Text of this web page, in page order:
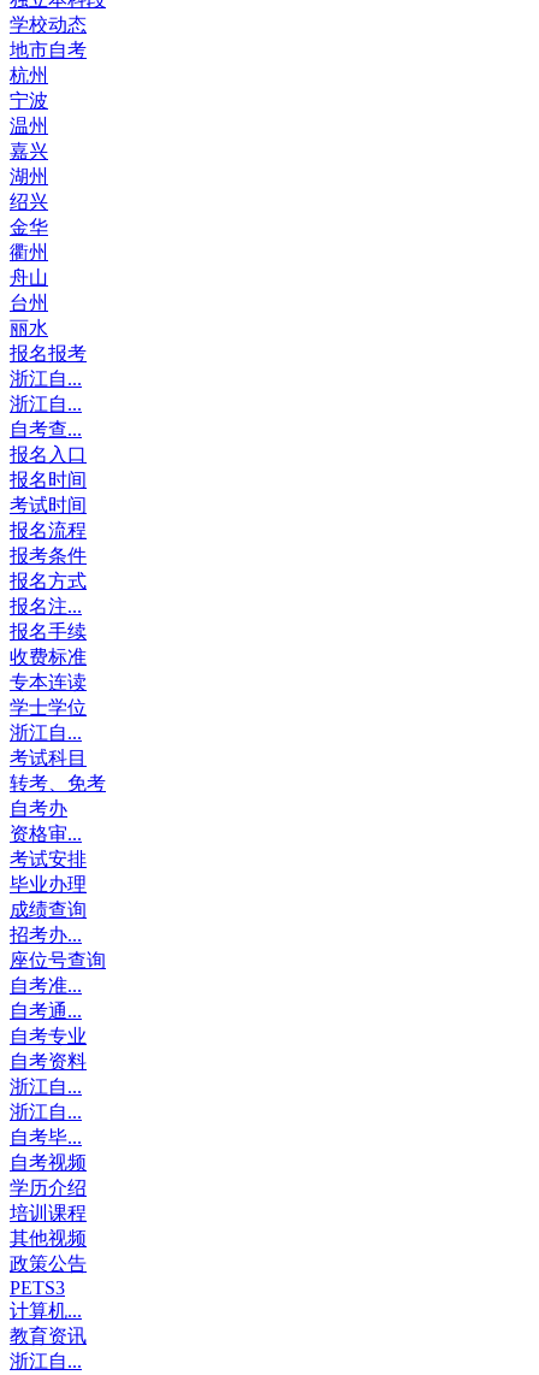
学校动态
地市自考
杭州
宁波
温州
嘉兴
湖州
绍兴
金华
衢州
舟山
台州
丽水
报名报考
浙江自...
浙江自...
自考查...
报名入口
报名时间
考试时间
报名流程
报考条件
报名方式
报名注...
报名手续
收费标准
专本连读
学士学位
浙江自...
考试科目
转考、免考
自考办
资格审...
考试安排
毕业办理
成绩查询
招考办...
座位号查询
自考准...
自考通...
自考专业
自考资料
浙江自...
浙江自...
自考毕...
自考视频
学历介绍
培训课程
其他视频
政策公告
PETS3
计算机...
教育资讯
浙江自...